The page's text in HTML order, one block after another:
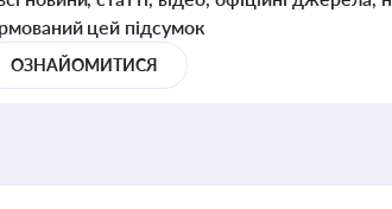
цей підсумок
ОЗНАЙОМИТИСЯ